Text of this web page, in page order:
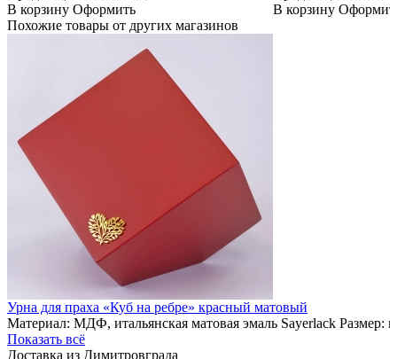
В корзину Оформить
В корзину
Похожие товары от других магазинов
Урна для праха «Куб на ребре» красный матовый
Материал: МДФ, итальянская матовая эмаль Sayerlack
Показать всё
Доставка из Димитровграда